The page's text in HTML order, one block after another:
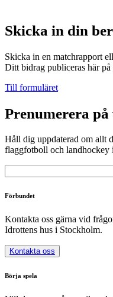
Skicka in din
Skicka in en matchrapport
Ditt bidrag publiceras här på
Till formuläret
Prenumerera
Håll dig uppdaterad om allt
flaggfotboll och landhockey
Förbundet
Kontakta oss gärna vid
Idrottens hus i Stockholm.
Kontakta oss
Börja spela